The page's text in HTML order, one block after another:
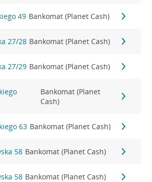
49 Bankomat (Planet Cash)
27/28 Bankomat (Planet Cash)
27/29 Bankomat (Planet Cash)
Bankomat (Planet
Cash)
63 Bankomat (Planet Cash)
58 Bankomat (Planet Cash)
58 Bankomat (Planet Cash)